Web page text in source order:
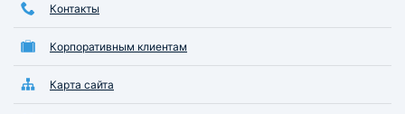
Контакты
Корпоративным клиентам
Карта сайта